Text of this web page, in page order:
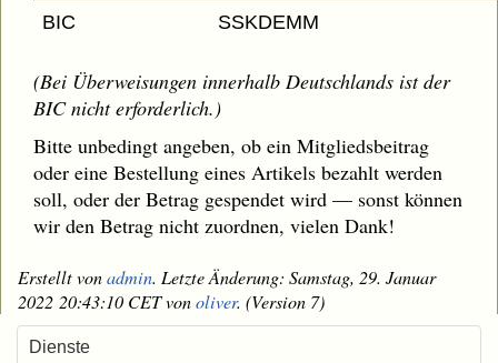
BIC SSKDEMM
(Bei Überweisungen innerhalb Deutschlands ist der
BIC nicht erforderlich.)
Bitte unbedingt angeben, ob ein Mitgliedsbeitrag
oder eine Bestellung eines Artikels bezahlt werden
soll, oder der Betrag gespendet wird — sonst können
wir den Betrag nicht zuordnen, vielen Dank!
Erstellt vonadmin. Letzte Änderung: Samstag, 29. Januar
2022 20:43:10 CET vonoliver. (Version 7)
Dienste